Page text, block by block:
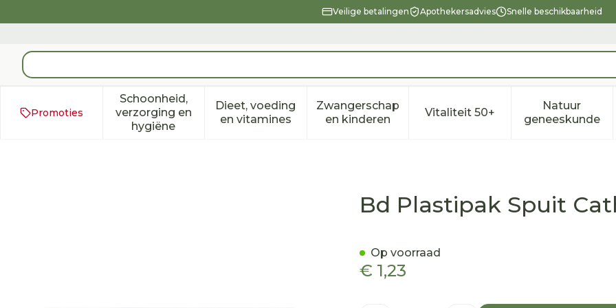
Veilige betalingen Apothekersadvies Snelle beschikbaarheid
Product, merk, categorie...
Promoties
Schoonheid,
verzorging en
hygiëne
Toon submenu voor Schoonheid, verzorging en hygiëne categorie
Dieet, voeding
en vitaminesToon submenu voor Dieet, voeding en vitamines categorie
Zwangerschap
en kinderenToon submenu voor Zwangerschap en
Vitaliteit 50+Toon submenu voor
Natuur
geneeskunde
Toon
Bd Plastipak Spuit Catheter Tip 50ml 1 300867
Bd Plastipak Spuit
€ 1,23
Op voorraad